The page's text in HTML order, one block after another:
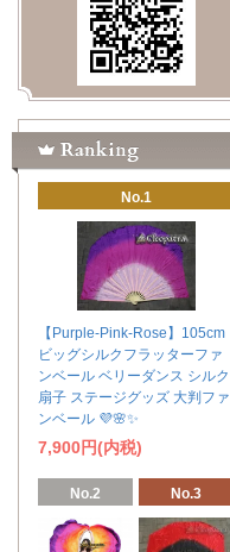
No.1
【Purple-Pink-Rose】105cm
ビッグシルクフラッターファ
ンベール ベリーダンス シルク
扇子 ステージグッズ 大判ファ
ンベール 💜🌸✨
7,900円(内税)
No.2 No.3